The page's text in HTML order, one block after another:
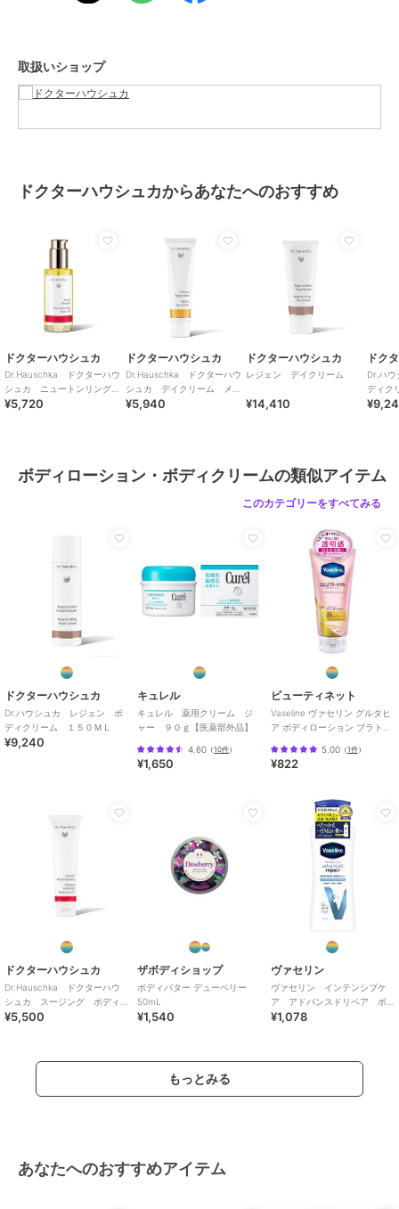
ドクターハウシュカ
原産国 ドイツ
取扱いショップ
ドクターハウシュカからあなたへのおすすめ
ドクターハウシュカ
Dr.Hauschka ドクターハウ
シュカ ニュートンリング
ボディオイル ローズ
¥5,720
ドクターハウシュカ
Dr.Hauschka ドクターハウ
シュカ デイクリーム メリ
ッサ
¥5,940
ドクターハウシュカ
レジェン デイクリーム
¥14,410
ドク
Dr.ハ
ディク
ボディローション・ボディクリームの類似アイテム
このカテゴリーをすべてみる
ドクターハウシュカ
Dr.ハウシュカ レジェン ボ
ディクリーム １５０ＭＬ
¥9,240
キュレル
キュレル 薬用クリーム ジ
ャー ９０ｇ【医薬部外品】
4.60 （10件）
¥1,650
ビューティネット
Vaseline ヴァセリン グルタヒ
ア ボディローション ブラトニ
5.00（1件）
¥822
ドクターハウシュカ
Dr.Hauschka ドクターハウ
シュカ スージング ボディ
クリーム アーモンド 145ml
¥5,500
ザボディショップ
ボディバター デューベリー
50mL
¥1,540
ヴァセリン
ヴァセリン インテンシブケ
ア アドバンスドリペア ボ
ディローション 無香料 ４０
¥1,078
もっとみる
あなたへのおすすめアイテム